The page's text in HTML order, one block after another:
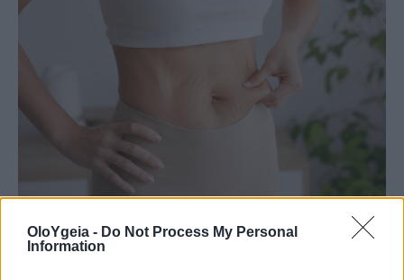
OloYgeia - Do Not Process My Personal
Information
ΠΟΙΑ ΕΙΝΑΙ;